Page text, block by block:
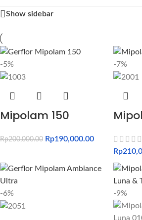
Show sidebar
-5%
Mipolam 150
Rp200,000.00 Rp190,000.00
-7%
Rp
-6% -9%